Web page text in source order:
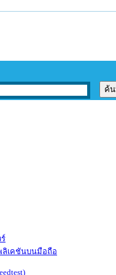
ลิเคชันบนมือถือ